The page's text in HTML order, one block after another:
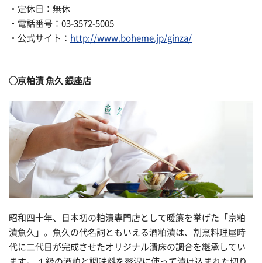
・定休日：無休
・電話番号：03-3572-5005
・公式サイト： http://www.boheme.jp/ginza/
◯京粕漬 魚久 銀座店
昭和四十年、日本初の粕漬専門店として暖簾を挙げた「京粕
漬魚久」。魚久の代名詞ともいえる酒粕漬は、割烹料理屋時
代に二代目が完成させたオリジナル漬床の調合を継承してい